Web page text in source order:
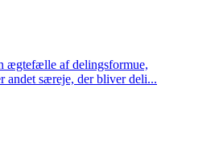
ægtefælle af delingsformue,
andet særeje, der bliver deli...